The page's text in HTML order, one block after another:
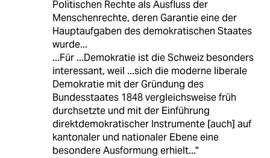
Politischen Rechte als Ausfluss der
Menschenrechte, deren Garantie eine der
Hauptaufgaben des demokratischen Staates
wurde...
...Für ...Demokratie ist die Schweiz besonders
interessant, weil ...sich die moderne liberale
Demokratie mit der Gründung des
Bundesstaates 1848 vergleichsweise früh
durchsetzte und mit der Einführung
direktdemokratischer Instrumente [auch] auf
kantonaler und nationaler Ebene eine
besondere Ausformung erhielt..."